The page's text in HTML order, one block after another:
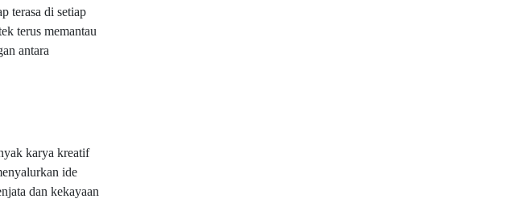
terasa di setiap
terus memantau
antara
karya kreatif
ide
dan kekayaan